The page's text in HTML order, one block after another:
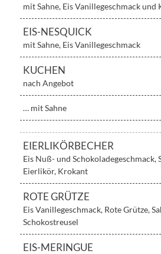
mit Sahne, Eis Vanillegeschmack und
EIS-NESQUICK
mit Sahne, Eis Vanillegeschmack
KUCHEN
nach Angebot
… mit Sahne
EIERLIKÖRBECHER
Eis Nuß- und Schokoladegeschmack,
Eierlikör, Krokant
ROTE GRÜTZE
Eis Vanillegeschmack, Rote Grütze,
Schokostreusel
EIS-MERINGUE